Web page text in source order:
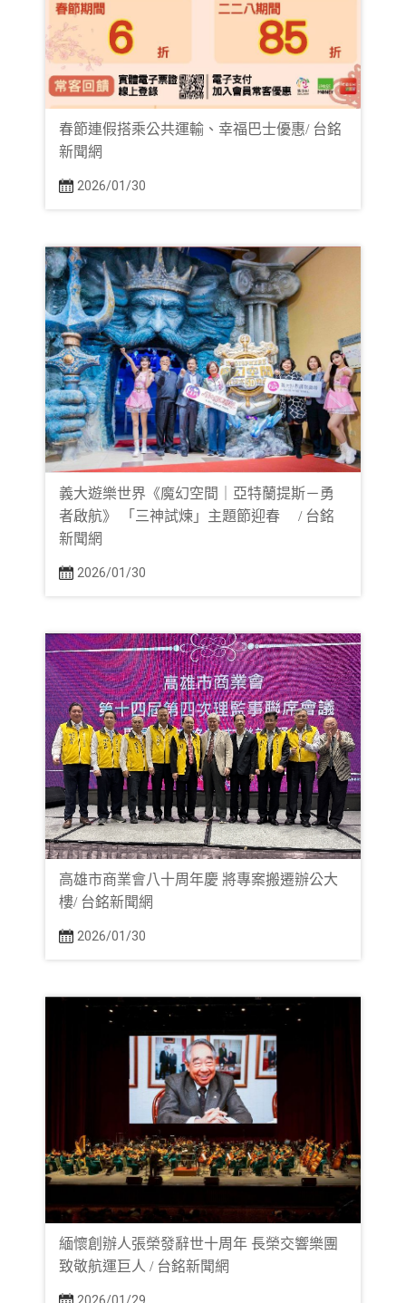
春節連假搭乘公共運輸、幸福巴士優惠/ 台銘
新聞網
2026/01/30
義大遊樂世界《魔幻空間｜亞特蘭提斯－勇
者啟航》 「三神試煉」主題節迎春 / 台銘
新聞網
2026/01/30
高雄市商業會八十周年慶 將專案搬遷辦公大
樓/ 台銘新聞網
2026/01/30
緬懷創辦人張榮發辭世十周年 長榮交響樂團
致敬航運巨人 / 台銘新聞網